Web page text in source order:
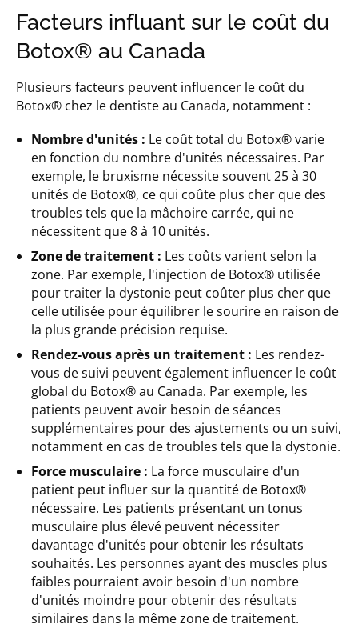
Facteurs influant sur le coût du
Botox® au Canada
Plusieurs facteurs peuvent influencer le coût du
Botox® chez le dentiste au Canada, notamment :
Nombre d'unités : Le coût total du Botox® varie
en fonction du nombre d'unités nécessaires. Par
exemple, le bruxisme nécessite souvent 25 à 30
unités de Botox®, ce qui coûte plus cher que des
troubles tels que la mâchoire carrée, qui ne
nécessitent que 8 à 10 unités.
Zone de traitement : Les coûts varient selon la
zone. Par exemple, l'injection de Botox® utilisée
pour traiter la dystonie peut coûter plus cher que
celle utilisée pour équilibrer le sourire en raison de
la plus grande précision requise.
Rendez-vous après un traitement : Les rendez-
vous de suivi peuvent également influencer le coût
global du Botox® au Canada. Par exemple, les
patients peuvent avoir besoin de séances
supplémentaires pour des ajustements ou un suivi,
notamment en cas de troubles tels que la dystonie.
Force musculaire : La force musculaire d'un
patient peut influer sur la quantité de Botox®
nécessaire. Les patients présentant un tonus
musculaire plus élevé peuvent nécessiter
davantage d'unités pour obtenir les résultats
souhaités. Les personnes ayant des muscles plus
faibles pourraient avoir besoin d'un nombre
d'unités moindre pour obtenir des résultats
similaires dans la même zone de traitement.